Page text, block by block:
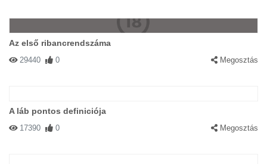
Az első ribancrendszáma
29440 0 Megosztás
A láb pontos definiciója
17390 0 Megosztás